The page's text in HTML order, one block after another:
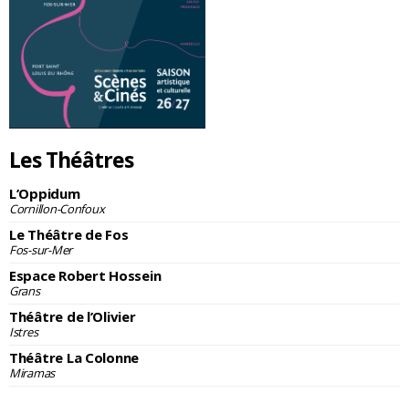
Les Théâtres
L’Oppidum
Cornillon-Confoux
Le Théâtre de Fos
Fos-sur-Mer
Espace Robert Hossein
Grans
Théâtre de l’Olivier
Istres
Théâtre La Colonne
Miramas